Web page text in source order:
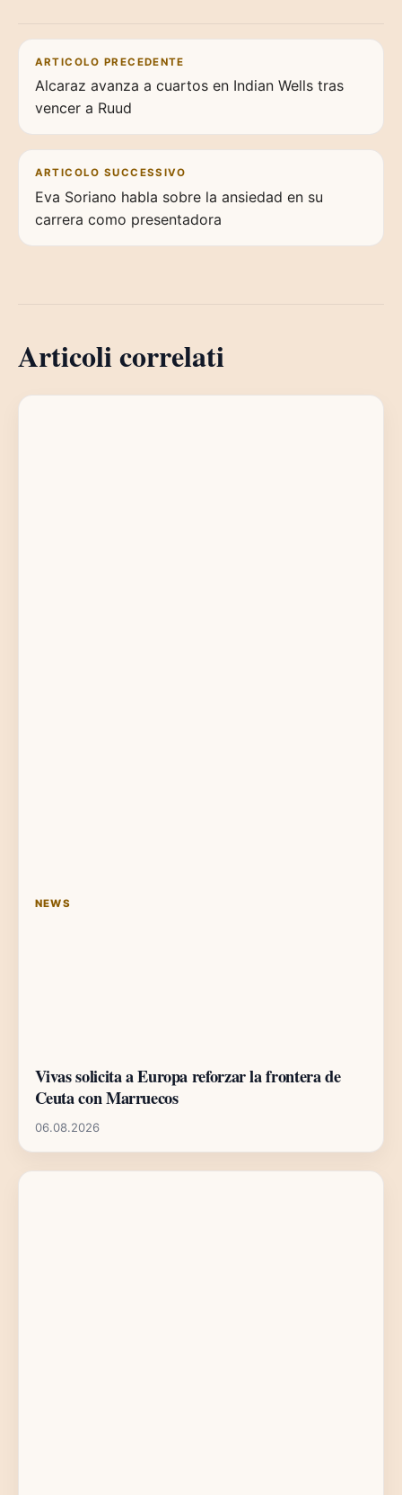
Navigazione articoli
ARTICOLO PRECEDENTE
Alcaraz avanza a cuartos en Indian Wells tras
vencer a Ruud
ARTICOLO SUCCESSIVO
Eva Soriano habla sobre la ansiedad en su
carrera como presentadora
Articoli correlati
NEWS
Vivas solicita a Europa reforzar la frontera de
Ceuta con Marruecos
06.08.2026